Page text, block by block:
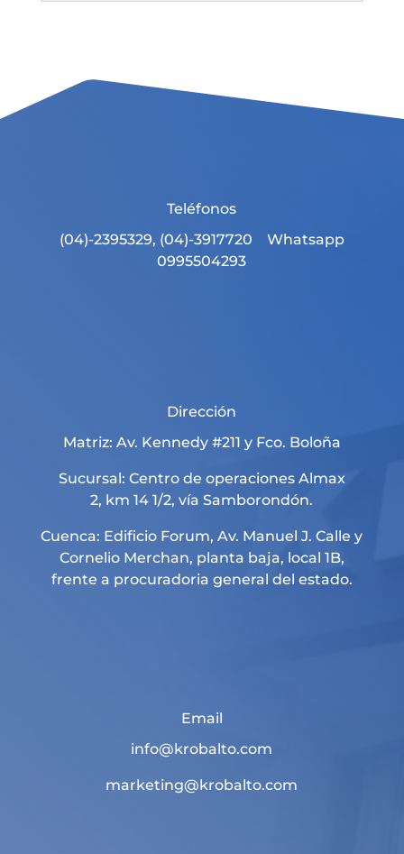
Teléfonos
(04)-2395329, (04)-3917720 Whatsapp
0995504293
Dirección
Matriz: Av. Kennedy #211 y Fco. Boloña
Sucursal: Centro de operaciones Almax
2, km 14 1/2, vía Samborondón.
Cuenca: Edificio Forum, Av. Manuel J. Calle y
Cornelio Merchan, planta baja, local 1B,
frente a procuradoria general del estado.
Email
info@krobalto.com
marketing@krobalto.com